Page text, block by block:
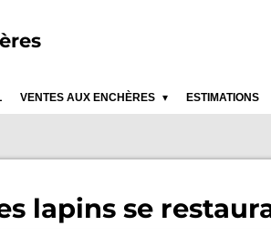
VENTES AUX ENCHÈRES ESTIMATIONS
lapins se